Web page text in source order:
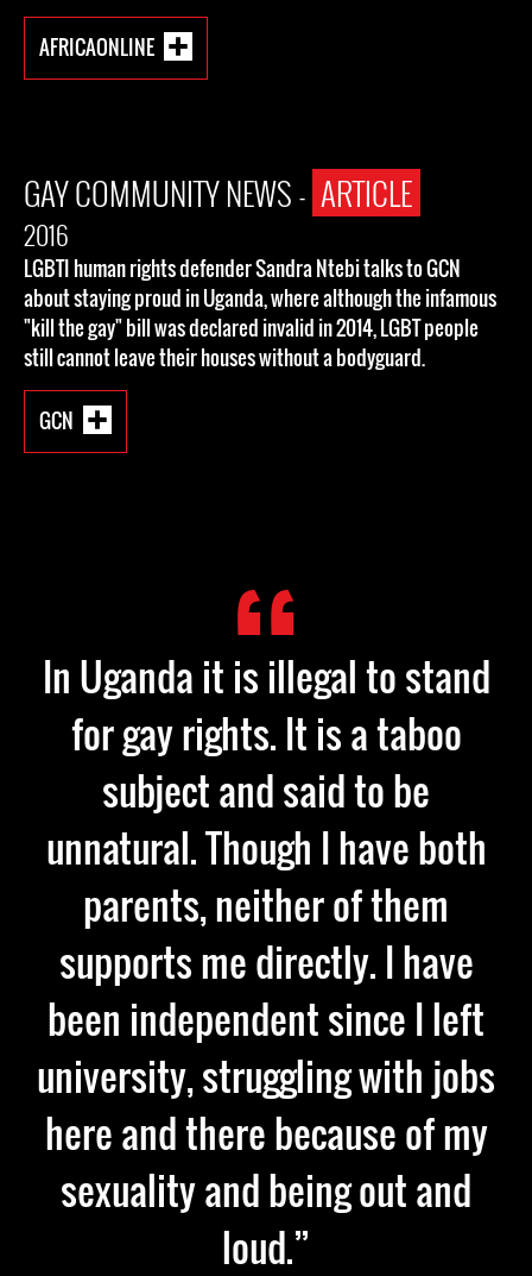
AFRICAONLINE
GAY COMMUNITY NEWS - ARTICLE
2016
LGBTI human rights defender Sandra Ntebi talks to GCN
about staying proud in ‪‎Uganda‬, where although the infamous
"kill the gay" bill was declared invalid in 2014, LGBT people
still cannot leave their houses without a bodyguard.
GCN
In Uganda it is illegal to stand
for gay rights. It is a taboo
subject and said to be
unnatural. Though I have both
parents, neither of them
supports me directly. I have
been independent since I left
university, struggling with jobs
here and there because of my
sexuality and being out and
loud.